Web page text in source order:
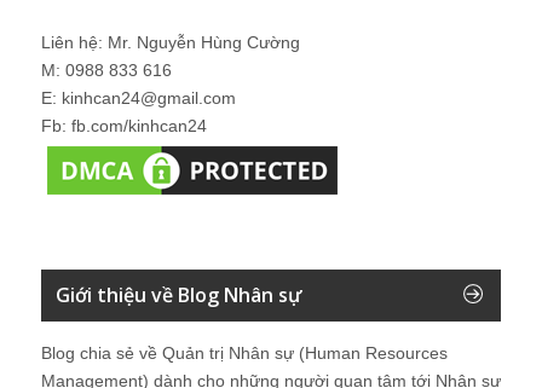
Liên hệ: Mr. Nguyễn Hùng Cường
M: 0988 833 616
E: kinhcan24@gmail.com
Fb: fb.com/kinhcan24
Giới thiệu về Blog Nhân sự
Blog chia sẻ về Quản trị Nhân sự (Human Resources
Management) dành cho những người quan tâm tới Nhân sự